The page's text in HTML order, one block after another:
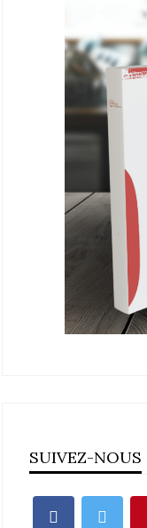
SUIVEZ-NOUS